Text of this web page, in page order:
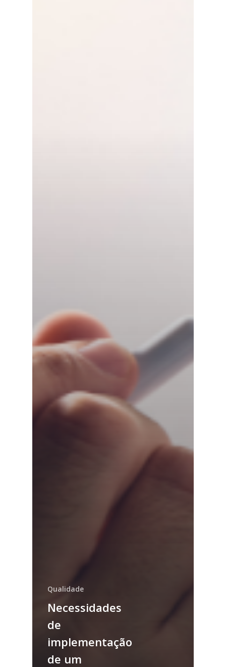
Qualidade
Necessidades
de
implementação
de um